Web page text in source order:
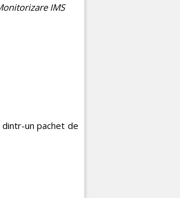
IMS
un pachet de